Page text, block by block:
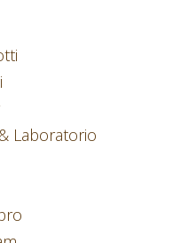
Laboratorio